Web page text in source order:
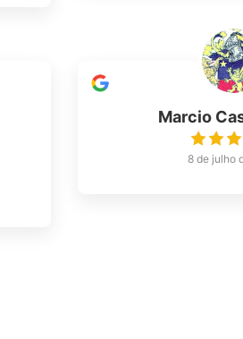
Marcio
8 de julho